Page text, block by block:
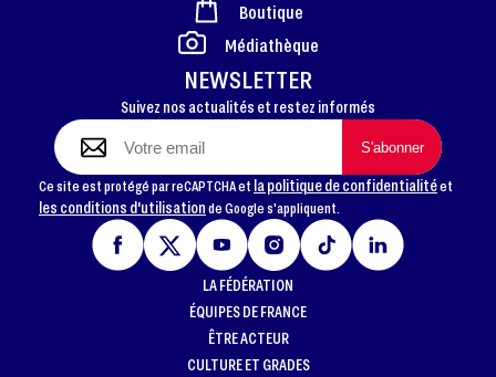
FOOTER
NEWSLETTER
Suivez nos actualités et restez informés
Ce site est protégé par reCAPTCHA et la politique de confidentialitéet
les conditions d'utilisationde Google s'appliquent.
Boutique
Médiathèque
LA FÉDÉRATION
ÉQUIPES DE FRANCE
ÊTRE ACTEUR
CULTURE ET GRADES